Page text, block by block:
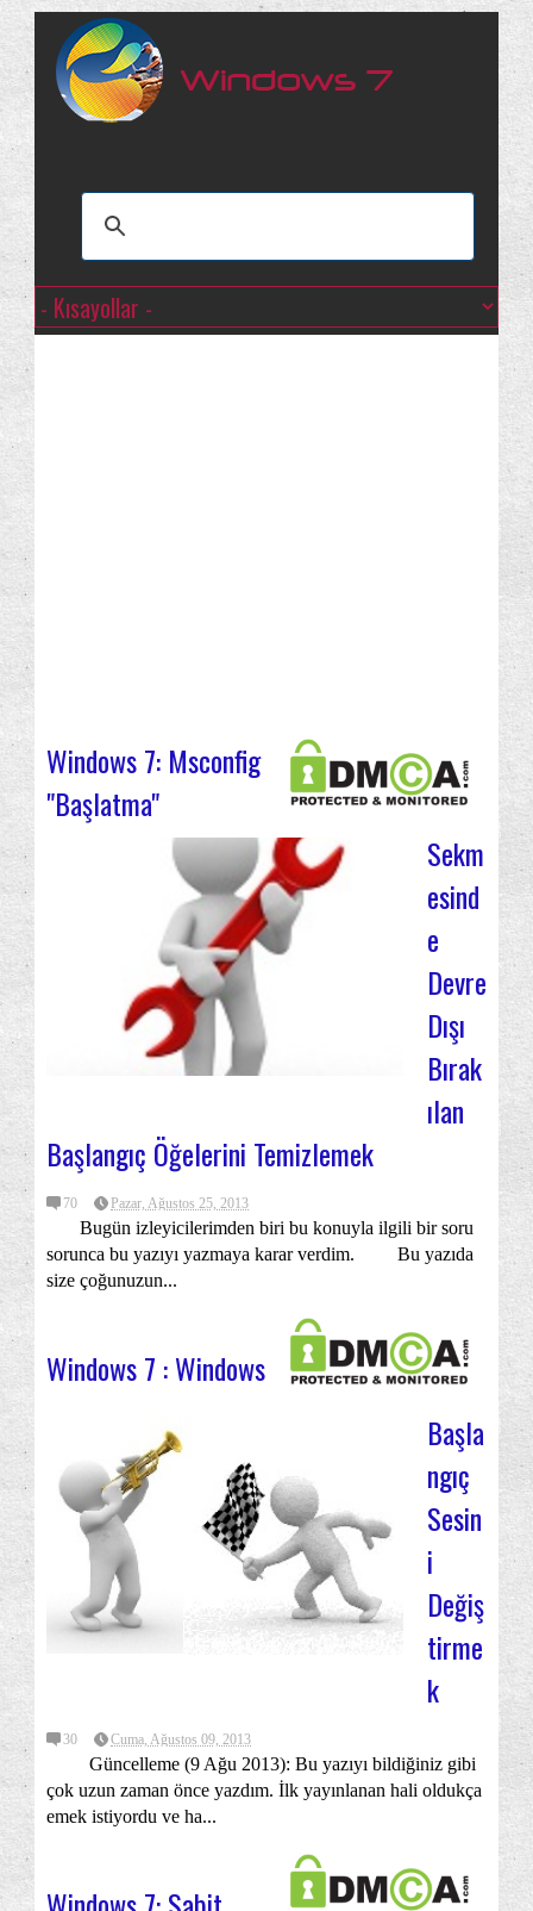
Windows 7: Msconfig
"Başlatma"
Sekm
esind
e
Devre
Dışı
Bırak
ılan
Başlangıç Öğelerini Temizlemek
70 Pazar, Ağustos 25, 2013
Bugün izleyicilerimden biri bu konuyla ilgili bir soru
sorunca bu yazıyı yazmaya karar verdim. Bu yazıda
size çoğunuzun...
Windows 7 : Windows
Başla
ngıç
Sesin
i
Değiş
tirme
k
30 Cuma, Ağustos 09, 2013
Güncelleme (9 Ağu 2013): Bu yazıyı bildiğiniz gibi
çok uzun zaman önce yazdım. İlk yayınlanan hali oldukça
emek istiyordu ve ha...